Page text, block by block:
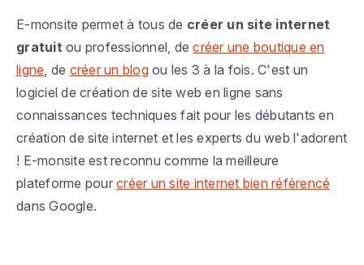
E-monsite permet à tous de créer un site internet
gratuit ou professionnel, decréer une boutique en
ligne , de créer un blogou les 3 à la fois. C'est un
logiciel de création de site web en ligne sans
connaissances techniques fait pour les débutants en
création de site internet et les experts du web l'adorent
! E-monsite est reconnu comme la meilleure
plateforme pour créer un site internet bien référencé
dans Google.